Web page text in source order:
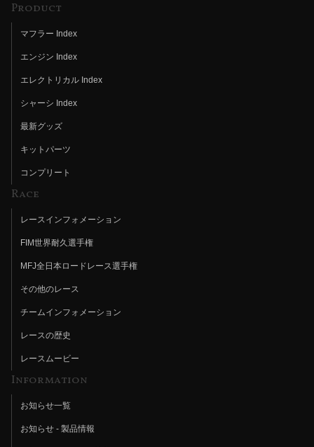
Product
マフラー Index
エンジン Index
エレクトリカル Index
シャーシ Index
最新グッズ
キットパーツ
コンプリート
Race
レースインフォメーション
FIM世界耐久選手権
MFJ全日本ロードレース選手権
その他のレース
チームインフォメーション
レースの歴史
レースムービー
Information
お知らせ一覧
お知らせ - 製品情報